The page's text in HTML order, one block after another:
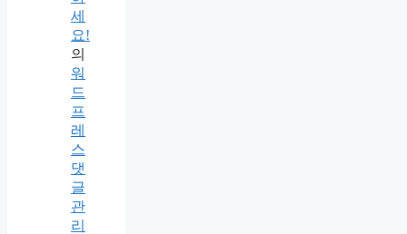
세
요!
의
워
드
프
레
스
댓
글
관
리